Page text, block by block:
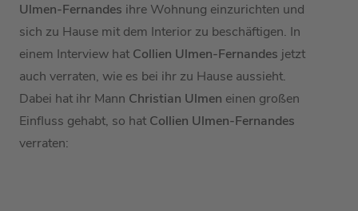
Ulmen-Fernandes ihre Wohnung einzurichten und
sich zu Hause mit dem Interior zu beschäftigen. In
einem Interview hat Collien Ulmen-Fernandes jetzt
auch verraten, wie es bei ihr zu Hause aussieht.
Dabei hat ihr Mann Christian Ulmen einen großen
Einfluss gehabt, so hat Collien Ulmen-Fernandes
verraten: